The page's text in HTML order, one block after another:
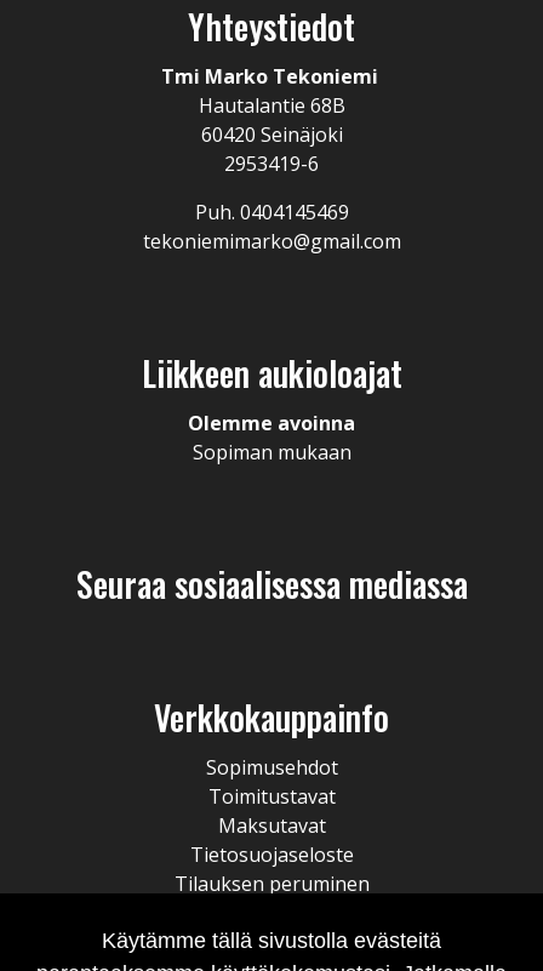
Yhteystiedot
Tmi Marko Tekoniemi
Hautalantie 68B
60420 Seinäjoki
2953419-6
Puh. 0404145469
tekoniemimarko@gmail.com
Liikkeen aukioloajat
Olemme avoinna
Sopiman mukaan
Seuraa sosiaalisessa mediassa
Verkkokauppainfo
Sopimusehdot
Toimitustavat
Maksutavat
Tietosuojaseloste
Tilauksen peruminen
Käytämme tällä sivustolla evästeitä